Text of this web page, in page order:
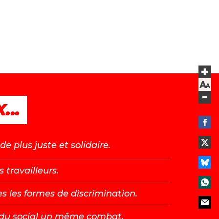
plus juste et solidaire.
travailleurs.
les formes de discrimination.
social un même combat.